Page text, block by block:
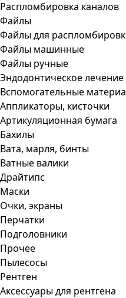
Распломбировка каналов
Файлы
Файлы для
Файлы машинные
Файлы ручные
Эндодонтическое лечение
Вспомогательные
Аппликаторы, кисточки
Артикуляционная бумага
Бахилы
Вата, марля, бинты
Ватные валики
Драйтипс
Маски
Очки, экраны
Перчатки
Подголовники
Прочее
Пылесосы
Рентген
Аксессуары для рентгена